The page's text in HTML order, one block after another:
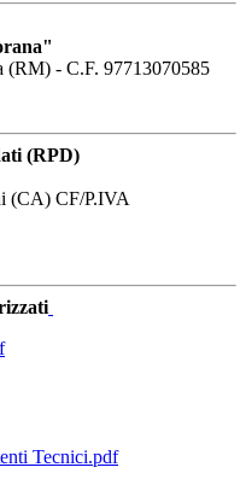
(RM) - C.F. 97713070585
(RPD)
(CA) CF/P.IVA
Tecnici.pdf